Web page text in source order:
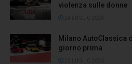
violenza sulle donne
Milano AutoClassica
giorno prima